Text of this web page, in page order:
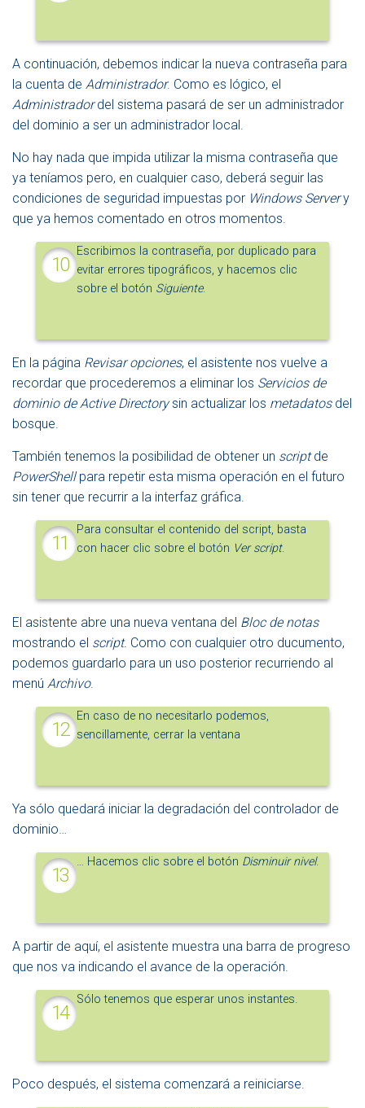
A continuación, debemos indicar la nueva contraseña para
la cuenta de Administrador. Como es lógico, el
Administradordel sistema pasará de ser un administrador
del dominio a ser un administrador local.
No hay nada que impida utilizar la misma contraseña que
ya teníamos pero, en cualquier caso, deberá seguir las
condiciones de seguridad impuestas por Windows Servery
que ya hemos comentado en otros momentos.
Escribimos la contraseña, por duplicado para
evitar errores tipográficos, y hacemos clic
sobre el botón Siguiente.
En la página Revisar opciones, el asistente nos vuelve a
recordar que procederemos a eliminar los Servicios de
dominio de Active Directorysin actualizar los metadatosdel
bosque.
También tenemos la posibilidad de obtener un scriptde
PowerShellpara repetir esta misma operación en el futuro
sin tener que recurrir a la interfaz gráfica.
Para consultar el contenido del script, basta
con hacer clic sobre el botón Ver script.
El asistente abre una nueva ventana del Bloc de notas
mostrando el script. Como con cualquier otro ducumento,
podemos guardarlo para un uso posterior recurriendo al
menú Archivo.
En caso de no necesitarlo podemos,
sencillamente, cerrar la ventana
Ya sólo quedará iniciar la degradación del controlador de
dominio…
… Hacemos clic sobre el botón Disminuir nivel.
A partir de aquí, el asistente muestra una barra de progreso
que nos va indicando el avance de la operación.
Sólo tenemos que esperar unos instantes.
Poco después, el sistema comenzará a reiniciarse.